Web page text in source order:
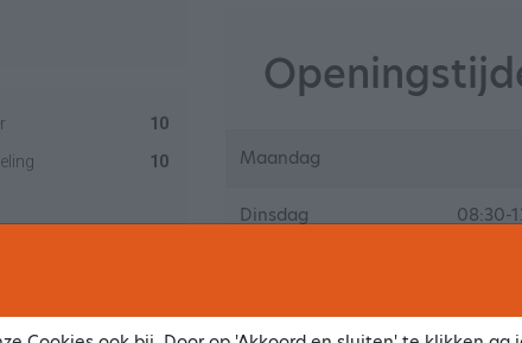
10
10 Maandag
Dinsdag 08:30-
Donderdag